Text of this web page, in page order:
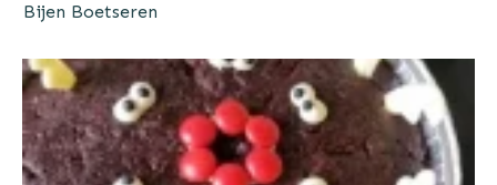
Bijen Boetseren